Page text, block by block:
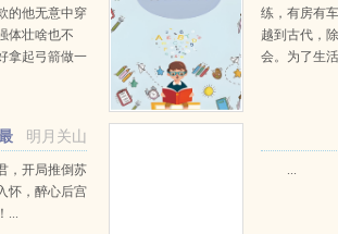
的他无意中穿
体壮啥也不
拿起弓箭做一
烟，以及那...
练，有房有
越到古代，
会。为了生
明月关山
线阅读
，开局推倒苏
怀，醉心后宫
...
...